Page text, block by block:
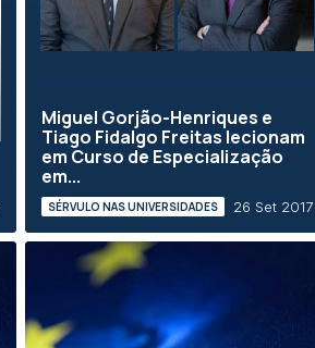
Miguel Gorjão-Henriques e
Tiago Fidalgo Freitas lecionam
em Curso de Especialização
em...
SÉRVULO NAS UNIVERSIDADES 26 Set 2017